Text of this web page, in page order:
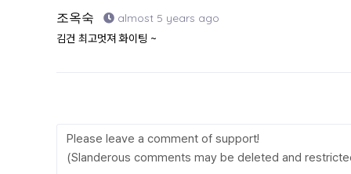
조옥숙 almost 5 years ago
김건 최고멋져 화이팅 ~